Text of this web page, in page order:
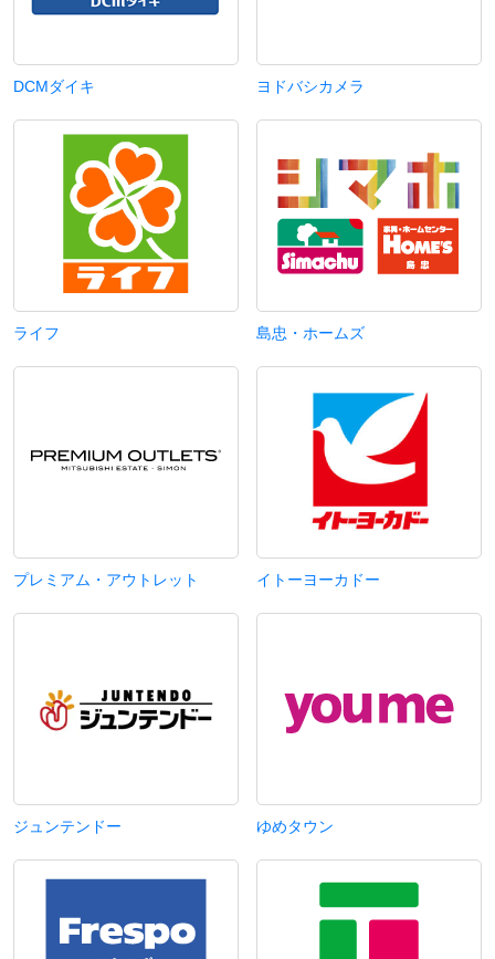
DCMダイキ ヨドバシカメラ
ライフ 島忠・ホームズ
プレミアム・アウトレット イトーヨーカドー
ジュンテンドー ゆめタウン